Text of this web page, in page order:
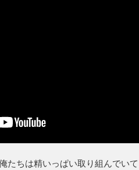
たちは精いっぱい取り組んでい